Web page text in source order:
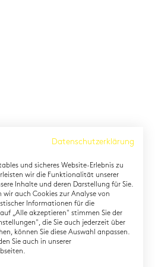
Contact
Onlineshop
Directions
Datenschutzerklärung
und sicheres Website-Erlebnis zu
wir die Funktionalität unserer
Inhalte und deren Darstellung für Sie.
auch Cookies zur Analyse von
Informationen für die
„Alle akzeptieren" stimmen Sie der
die Sie auch jederzeit über
können Sie diese Auswahl anpassen.
Sie auch in unserer